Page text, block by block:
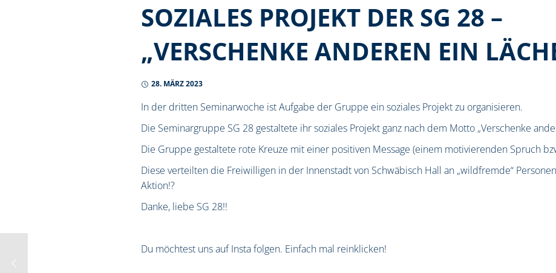
SOZIALES PROJEKT DER SG 28 –
„VERSCHENKE ANDEREN EIN
28. MÄRZ 2023
In der dritten Seminarwoche ist Aufgabe der Gruppe ein soziales Projekt zu organisieren.
Die Seminargruppe SG 28 gestaltete ihr soziales Projekt ganz nach dem Motto „Verschenke
Die Gruppe gestaltete rote Kreuze mit einer positiven Message (einem motivierenden Spruch
Diese verteilten die Freiwilligen in der Innenstadt von Schwäbisch Hall an „wildfremde“
Aktion!?
Danke, liebe SG 28!!
Du möchtest uns auf Insta folgen. Einfach mal reinklicken!